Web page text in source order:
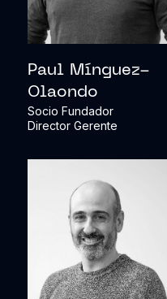
Paul Mínguez-
Olaondo
Socio Fundador
Director Gerente